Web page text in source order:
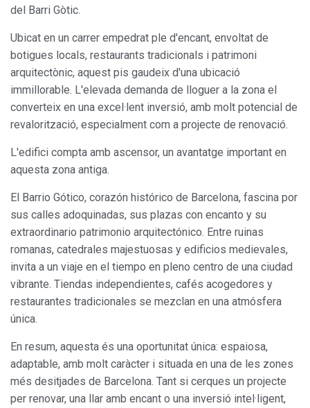
del Barri Gòtic.
Ubicat en un carrer empedrat ple d'encant, envoltat de
botigues locals, restaurants tradicionals i patrimoni
arquitectònic, aquest pis gaudeix d'una ubicació
immillorable. L'elevada demanda de lloguer a la zona el
converteix en una excel·lent inversió, amb molt potencial de
revalorització, especialment com a projecte de renovació.
L'edifici compta amb ascensor, un avantatge important en
aquesta zona antiga.
El Barrio Gótico, corazón histórico de Barcelona, fascina por
sus calles adoquinadas, sus plazas con encanto y su
extraordinario patrimonio arquitectónico. Entre ruinas
romanas, catedrales majestuosas y edificios medievales,
invita a un viaje en el tiempo en pleno centro de una ciudad
vibrante. Tiendas independientes, cafés acogedores y
restaurantes tradicionales se mezclan en una atmósfera
única.
En resum, aquesta és una oportunitat única: espaiosa,
adaptable, amb molt caràcter i situada en una de les zones
més desitjades de Barcelona. Tant si cerques un projecte
per renovar, una llar amb encant o una inversió intel·ligent,
Modificar cookies
Tècniques i funcionals
Aquest lloc web utilitza cookies pròpies per recopilar
informació amb la finalitat de millorar els nostres serveis.
Si continua navegant, suposa l'acceptació de la instal·lació
de les mateixes. L'usuari té la possibilitat de configurar el
navegador podent, si així ho desitja, impedir que siguin
instal·lades al disc dur, encara que haurà de tenir en
navegació de la pàgina web.
Analítiques i personalització
Permeten fer el seguiment i l'anàlisi del comportament